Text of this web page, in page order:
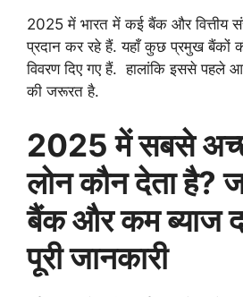
2025 में भारत में कई बैंक और वित्तीय
प्रदान कर रहे हैं. यहाँ कुछ प्रमुख बैंकों
विवरण दिए गए हैं. हालांकि इससे पहले
की जरूरत है.
2025 में सबसे
लोन कौन देता है?
बैंक और कम ब्याज
पूरी जानकारी